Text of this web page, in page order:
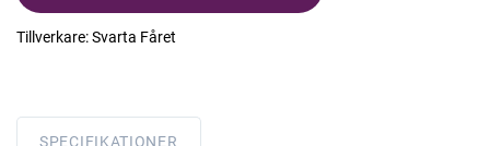
Tillverkare:Svarta Fåret
SPECIFIKATIONER